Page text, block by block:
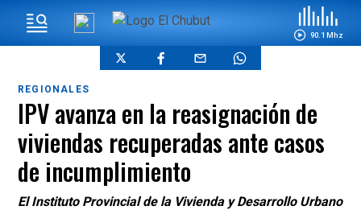
90.1 Mhz
REGIONALES
IPV avanza en la reasignación de
viviendas recuperadas ante casos
de incumplimiento
El Instituto Provincial de la Vivienda y Desarrollo Urbano